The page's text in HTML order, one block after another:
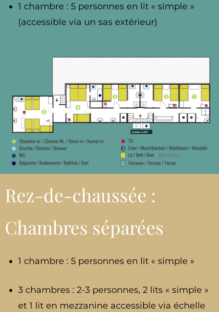
1 chambre : 5 personnes en lit « simple »
(accessible via un sas extérieur)
Rez-de-chaussée :
Chambres séparées
1 chambre : 5 personnes en lit « simple »
3 chambres : 2-3 personnes, 2 lits « simple »
et 1 lit en mezzanine accessible via échelle